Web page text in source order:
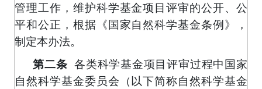
管理工作，维护科学基金项目评审的公开、公
平和公正，根据《国家自然科学基金条例》，
制定本办法。
第二条 各类科学基金项目评审过程中国家
自然科学基金委员会（以下简称自然科学基金